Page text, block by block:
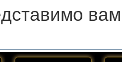
вам